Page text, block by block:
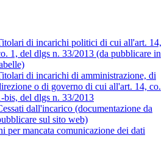
di incarichi politici di cui all'art. 14,
1, del dlgs n. 33/2013 (da pubblicare in
di incarichi di amministrazione, di
o di governo di cui all'art. 14, co.
bis, del dlgs n. 33/2013
dall'incarico (documentazione da
sul sito web)
per mancata comunicazione dei dati